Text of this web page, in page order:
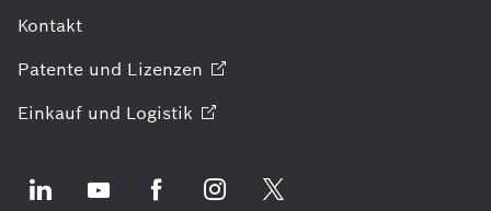
Kontakt
Patente und Lizenzen
Einkauf und Logistik